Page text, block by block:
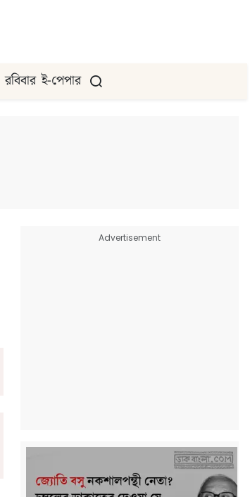
রবিবার ই-পেপার
Advertisement